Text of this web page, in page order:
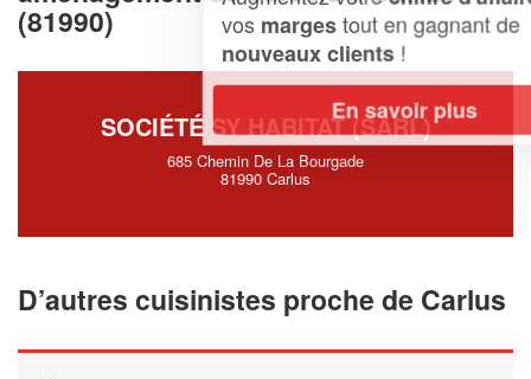
(81990)
SOCIÉTÉ SY HABITAT (SARL)
685 Chemin De La Bourgade
81990 Carlus
D’autres cuisinistes proche de Carlus
marges tout en gagnant de
nouveaux clients!
En savoir plus